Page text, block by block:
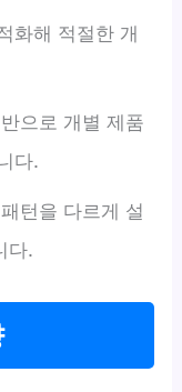
화해 적절한 개
으로 개별 제품
다.
턴을 다르게 설
다.